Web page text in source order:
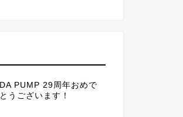
DA PUMP 29周年おめで
とうございます！